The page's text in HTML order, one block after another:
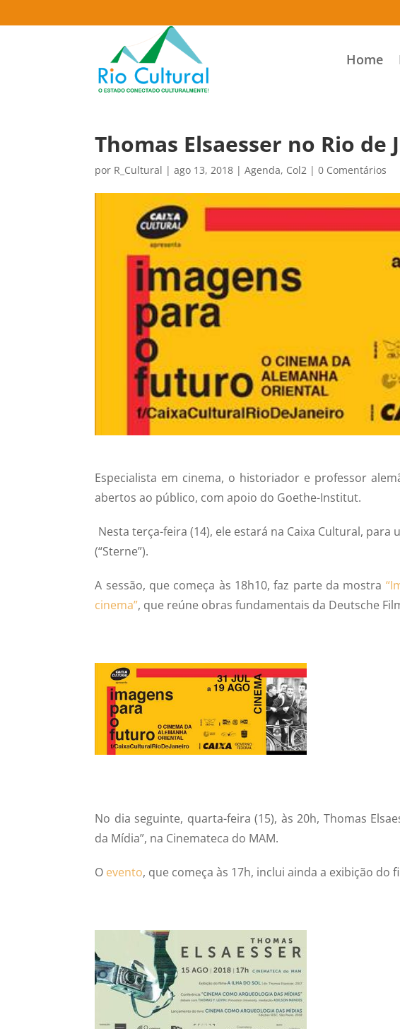
Home
Thomas Elsaesser no Rio de
por R_Cultural |ago 13, 2018 |Agenda, Col2 |0 Comentários
Especialista em cinema, o historiador e professor
abertos ao público, com apoio do Goethe-Institut.
Nesta terça-feira (14), ele estará na Caixa Cultural, para
(“Sterne”).
A sessão, que começa às 18h10, faz parte da mostra
cinema”, que reúne obras fundamentais da Deutsche
No dia seguinte, quarta-feira (15), às 20h, Thomas
da Mídia”, na Cinemateca do MAM.
O evento, que começa às 17h, inclui ainda a exibição do